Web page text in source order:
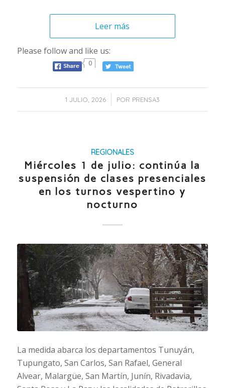
Leer más
Please follow and like us:
0
1 JULIO, 2026 POR PRENSA3
REGIONALES
Miércoles 1 de julio: continúa la
suspensión de clases presenciales
en los turnos vespertino y
nocturno
La medida abarca los departamentos Tunuyán,
Tupungato, San Carlos, San Rafael, General
Alvear, Malargüe, San Martín, Junín, Rivadavia,